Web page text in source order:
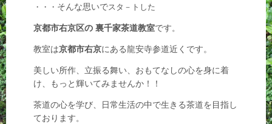
・・・ そんな思いでスタ－トした
京都市右京区の 裏千家茶道教室です。
教室は京都市右京にある龍安寺参道近くです。
美しい所作、立振る舞い、おもてなしの心を身に着
け、もっと輝いてみませんか！！
茶道の心を学び、日常生活の中で生きる茶道を目指し
ております。